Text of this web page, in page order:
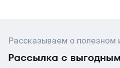
Рассказываем о полезном
Рассылка с